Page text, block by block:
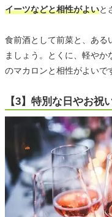
イーツなどと相性がよいと
食前酒として前菜と、ある
ましょう。とくに、軽やか
のマカロンと相性がよいで
【3】特別な日やお祝